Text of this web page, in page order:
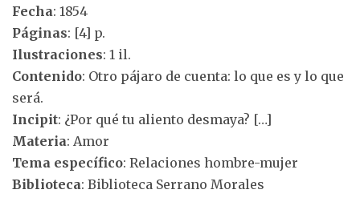
Fecha: 1854
Páginas: [4] p.
Ilustraciones: 1 il.
Contenido: Otro pájaro de cuenta: lo que es y lo que
será.
Incipit: ¿Por qué tu aliento desmaya? […]
Materia: Amor
Tema específico: Relaciones hombre-mujer
Biblioteca: Biblioteca Serrano Morales